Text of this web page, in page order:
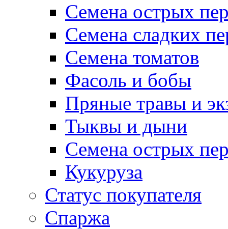
Семена острых
Семена сладких
Семена томатов
Фасоль и бобы
Пряные травы и
Тыквы и дыни
Семена острых
Кукуруза
Статус покупателя
Спаржа